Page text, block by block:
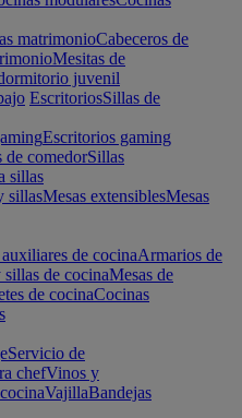
matrimonioCabeceros de
Mesitas de
juvenil
EscritoriosSillas de
Escritorios gaming
de comedorSillas
sillas
sillasMesas extensiblesMesas
de cocinaArmarios de
de cocinaMesas de
de cocinaCocinas
Servicio de
chefVinos y
VajillaBandejas